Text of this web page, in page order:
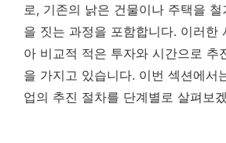
로, 기존의 낡은 건물이나 주택을
을 짓는 과정을 포함합니다. 이러한
아 비교적 적은 투자와 시간으로 추
을 가지고 있습니다. 이번 섹션에서
업의 추진 절차를 단계별로 살펴보